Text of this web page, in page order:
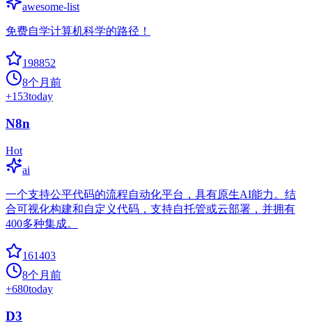
awesome-list
免费自学计算机科学的路径！
198852
8个月前
+153today
N8n
Hot
ai
一个支持公平代码的流程自动化平台，具有原生AI能力。结
合可视化构建和自定义代码，支持自托管或云部署，并拥有
400多种集成。
161403
8个月前
+680today
D3